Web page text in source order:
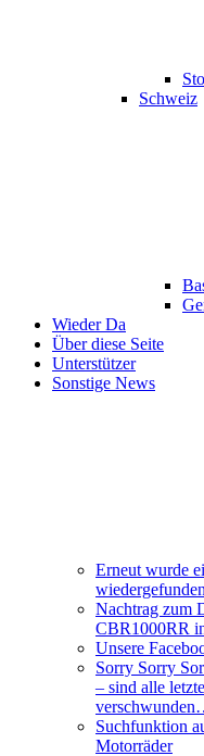
Schweiz
Wieder Da
Über diese Seite
Unterstützer
Sonstige News
Erneut wurde
wiedergefunden
Nachtrag zum
CBR1000RR
Unsere
Sorry Sorry
– sind alle
Suchfunktion
Motorräder